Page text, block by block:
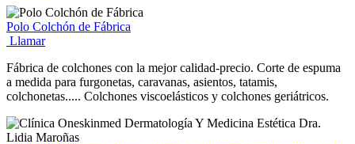
Polo Colchón de Fábrica
Llamar
Fábrica de colchones con la mejor calidad-precio. Corte de espuma
a medida para furgonetas, caravanas, asientos, tatamis,
colchonetas..... Colchones viscoelásticos y colchones geriátricos.